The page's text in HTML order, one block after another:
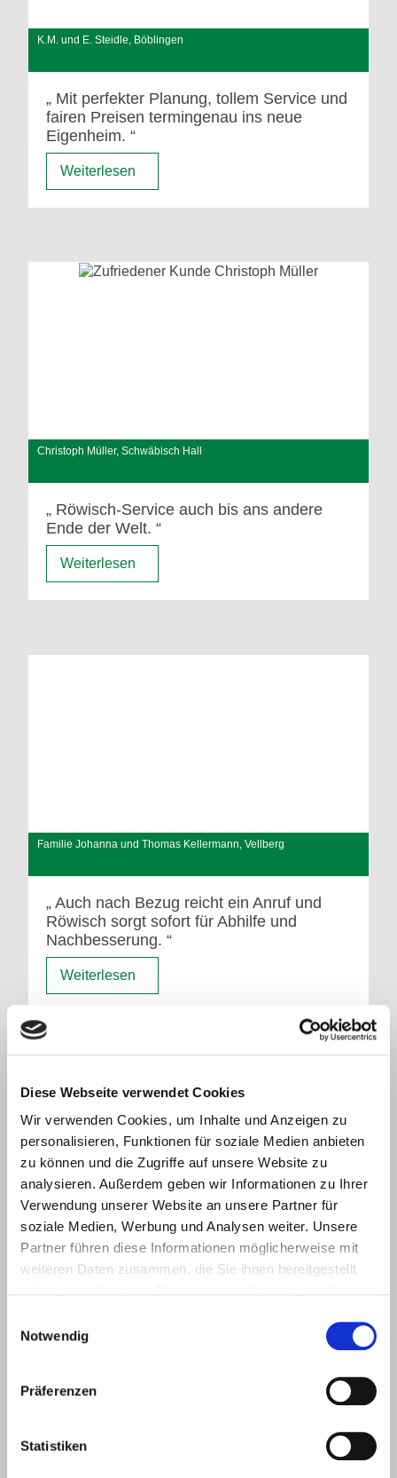
Diese Webseite verwendet Cookies
Wir verwenden Cookies, um Inhalte und Anzeigen zu
personalisieren, Funktionen für soziale Medien anbieten
zu können und die Zugriffe auf unsere Website zu
analysieren. Außerdem geben wir Informationen zu Ihrer
Verwendung unserer Website an unsere Partner für
soziale Medien, Werbung und Analysen weiter. Unsere
Partner führen diese Informationen möglicherweise mit
weiteren Daten zusammen, die Sie ihnen bereitgestellt
Notwendig
Präferenzen
Statistiken
K.M. und E. Steidle, Böblingen
Mit perfekter Planung, tollem Service und
fairen Preisen termingenau ins neue
Eigenheim.
Weiterlesen
Christoph Müller, Schwäbisch Hall
Röwisch-Service auch bis ans andere
Ende der Welt.
Weiterlesen
Familie Johanna und Thomas Kellermann, Vellberg
Auch nach Bezug reicht ein Anruf und
Röwisch sorgt sofort für Abhilfe und
Nachbesserung.
Weiterlesen
Ursula und Dietmar Schoch, Böblingen
Herzlichen Dank für die gute Bauleitung
Weiterlesen